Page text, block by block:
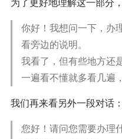
为了更好地理解这一部分
你好！我想问一下，办
看旁边的说明。
我看了，但有些地方还
一遍看不懂就多看几遍
我们再来看另外一段对话：
您好！请问您需要办理